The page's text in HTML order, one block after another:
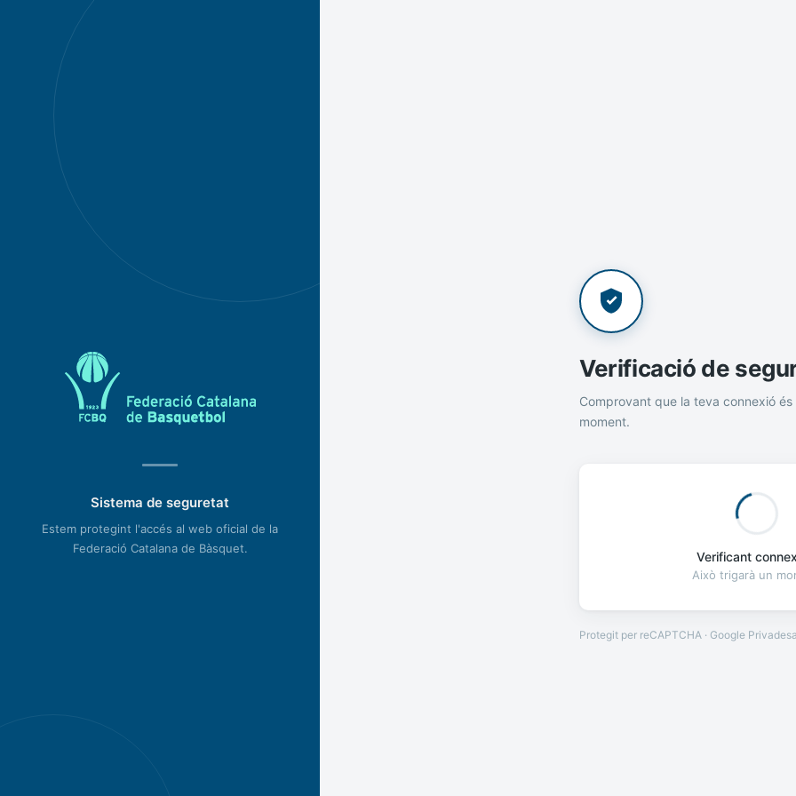
Sistema de seguretat
Estem protegint l'accés al web oficial de la
Federació Catalana de Bàsquet.
Verificació de
Comprovant que la teva connexió és
moment.
Verificant
Això trigarà un
Protegit per reCAPTCHA · Google Privadesa